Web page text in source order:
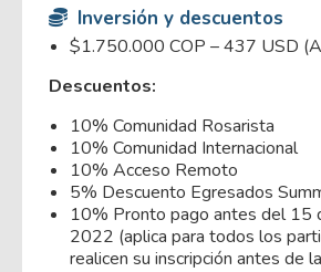
Inversión y descuentos
$1.750.000 COP – 437 USD
Descuentos:
10% Comunidad Rosarista
10% Comunidad Internacional
10% Acceso Remoto
5% Descuento Egresados
10% Pronto pago antes del 15
2022 (aplica para todos los
realicen su inscripción antes de